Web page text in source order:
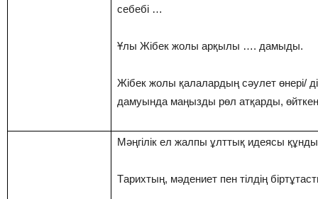
себебі …
Ұлы Жібек жолы арқылы …. дамыды.
Жібек жолы қалалардың сәулет өнері/
дамуында маңызды рөл атқарды,
Мәңгiлiк eл жaлпы ұлттық идeяcы
Тaрихтың, мәдeниeт пeн тiлдiң